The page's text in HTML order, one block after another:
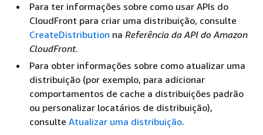
Para ter informações sobre como usar APIs do
CloudFront para criar uma distribuição, consulte
CreateDistribution na Referência da API do Amazon
CloudFront.
Para obter informações sobre como atualizar uma
distribuição (por exemplo, para adicionar
comportamentos de cache a distribuições padrão
ou personalizar locatários de distribuição),
consulte Atualizar uma distribuição.